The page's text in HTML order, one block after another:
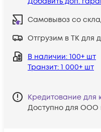
Самовывоз со
Отгрузим в ТК для
В наличии: 100+ шт
Транзит: 1 000+ шт
Кредитование для
Доступно для ООО